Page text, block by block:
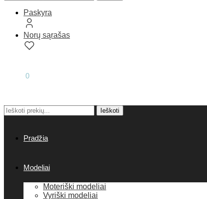
Paskyra
Norų sąrašas
0
Ieškoti: Ieškoti
Pradžia
Modeliai
Moteriški modeliai
Vyriški modeliai